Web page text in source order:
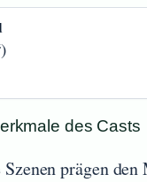
des Casts
prägen